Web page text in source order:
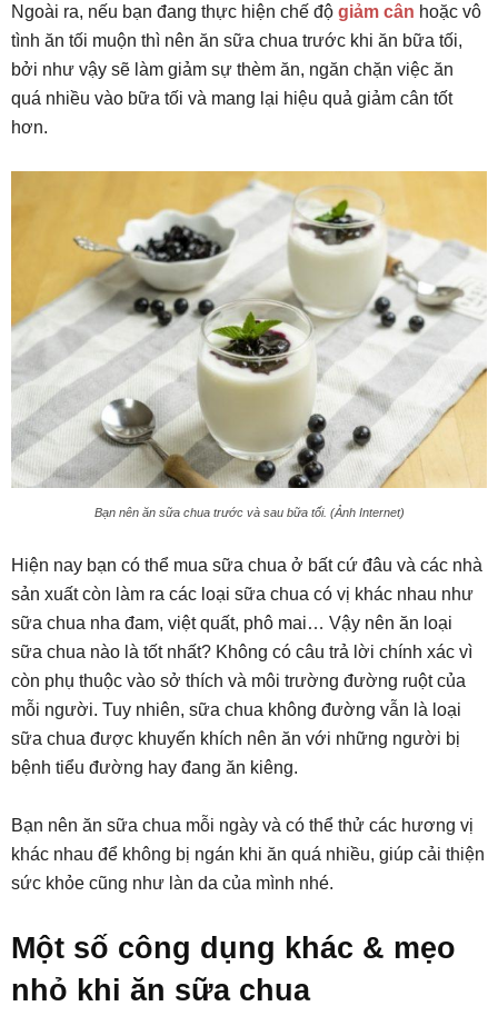
Ngoài ra, nếu bạn đang thực hiện chế độ giảm cân hoặc vô
tình ăn tối muộn thì nên ăn sữa chua trước khi ăn bữa tối,
bởi như vậy sẽ làm giảm sự thèm ăn, ngăn chặn việc ăn
quá nhiều vào bữa tối và mang lại hiệu quả giảm cân tốt
hơn.
Bạn nên ăn sữa chua trước và sau bữa tối. (Ảnh Internet)
Hiện nay bạn có thể mua sữa chua ở bất cứ đâu và các nhà
sản xuất còn làm ra các loại sữa chua có vị khác nhau như
sữa chua nha đam, việt quất, phô mai… Vậy nên ăn loại
sữa chua nào là tốt nhất? Không có câu trả lời chính xác vì
còn phụ thuộc vào sở thích và môi trường đường ruột của
mỗi người. Tuy nhiên, sữa chua không đường vẫn là loại
sữa chua được khuyến khích nên ăn với những người bị
bệnh tiểu đường hay đang ăn kiêng.
Bạn nên ăn sữa chua mỗi ngày và có thể thử các hương vị
khác nhau để không bị ngán khi ăn quá nhiều, giúp cải thiện
sức khỏe cũng như làn da của mình nhé.
Một số công dụng khác & mẹo
nhỏ khi ăn sữa chua